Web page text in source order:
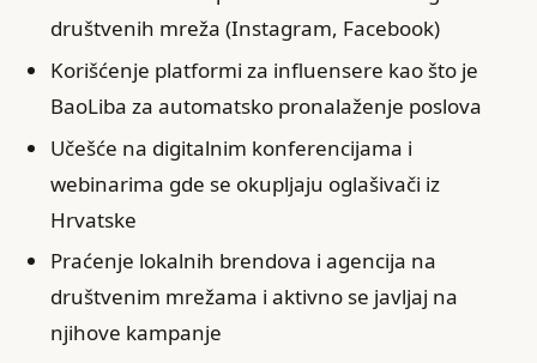
društvenih mreža (Instagram, Facebook)
Korišćenje platformi za influensere kao što je
BaoLiba za automatsko pronalaženje poslova
Učešće na digitalnim konferencijama i
webinarima gde se okupljaju oglašivači iz
Hrvatske
Praćenje lokalnih brendova i agencija na
društvenim mrežama i aktivno se javljaj na
njihove kampanje